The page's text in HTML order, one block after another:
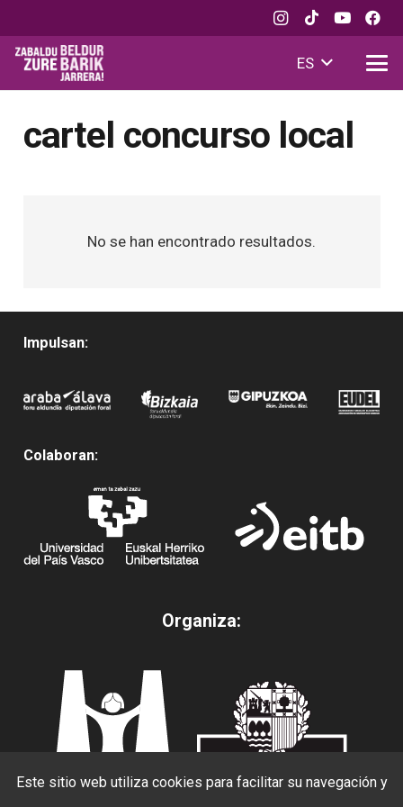
ES
cartel concurso local
No se han encontrado resultados.
Impulsan:
Colaboran:
Organiza:
Este sitio web utiliza cookies para facilitar su navegación y